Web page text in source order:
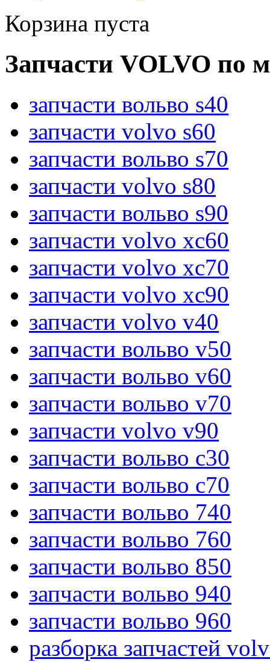
Корзина пуста
Запчасти VOLVO по
запчасти вольво s40
запчасти volvo s60
запчасти вольво s70
запчасти volvo s80
запчасти вольво s90
запчасти volvo xc60
запчасти volvo xc70
запчасти volvo xc90
запчасти volvo v40
запчасти вольво v50
запчасти вольво v60
запчасти вольво v70
запчасти volvo v90
запчасти вольво c30
запчасти вольво c70
запчасти вольво 740
запчасти вольво 760
запчасти вольво 850
запчасти вольво 940
запчасти вольво 960
разборка запчастей